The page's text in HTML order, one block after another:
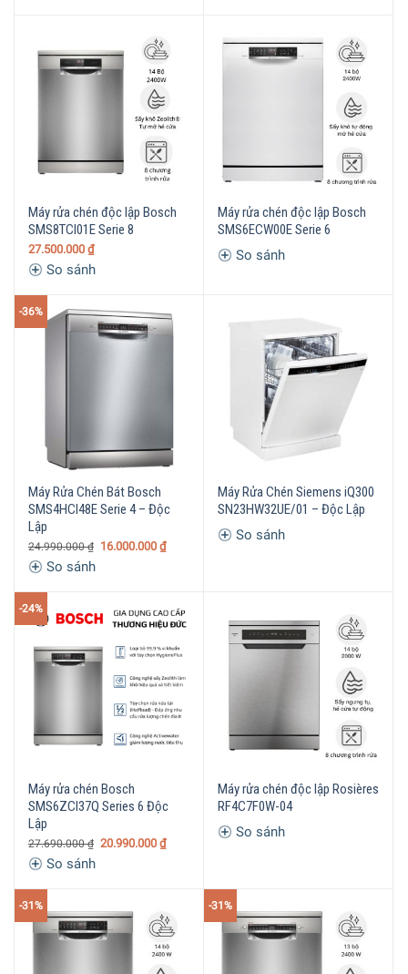
Máy rửa chén độc lập Bosch
SMS8TCI01E Serie 8
27.500.000 ₫
So sánh
Máy rửa chén độc lập Bosch
SMS6ECW00E Serie 6
So sánh
-36%
Máy Rửa Chén Bát Bosch
SMS4HCI48E Serie 4 – Độc
Lập
24.990.000₫ 16.000.000 ₫
So sánh
Máy Rửa Chén Siemens iQ300
SN23HW32UE/01 – Độc Lập
So sánh
-24%
Máy rửa chén Bosch
SMS6ZCI37Q Series 6 Độc
Lập
27.690.000₫ 20.990.000 ₫
So sánh
Máy rửa chén độc lập Rosières
RF4C7F0W-04
So sánh
-31% -31%